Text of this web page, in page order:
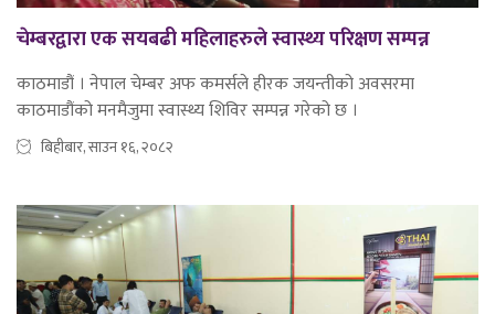
चेम्बरद्वारा एक सयबढी महिलाहरुले स्वास्थ्य परिक्षण सम्पन्न
काठमाडौं । नेपाल चेम्बर अफ कमर्सले हीरक जयन्तीको अवसरमा
काठमाडौंको मनमैजुमा स्वास्थ्य शिविर सम्पन्न गरेको छ ।
बिहीबार, साउन १६, २०८२